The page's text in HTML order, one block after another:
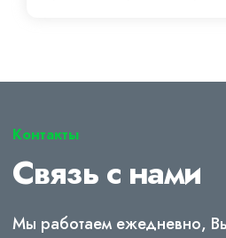
Контакты
Связь с нами
Мы работаем ежедневно,